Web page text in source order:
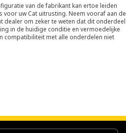
van de fabrikant kan ertoe leiden
uw Cat uitrusting. Neem vooraf aan de
dealer om zeker te weten dat dit onderdeel
in de huidige conditie en vermoedelijke
compatibiliteit met alle onderdelen niet